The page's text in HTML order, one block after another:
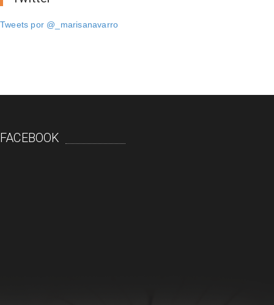
Tweets por @_marisanavarro
FACEBOOK